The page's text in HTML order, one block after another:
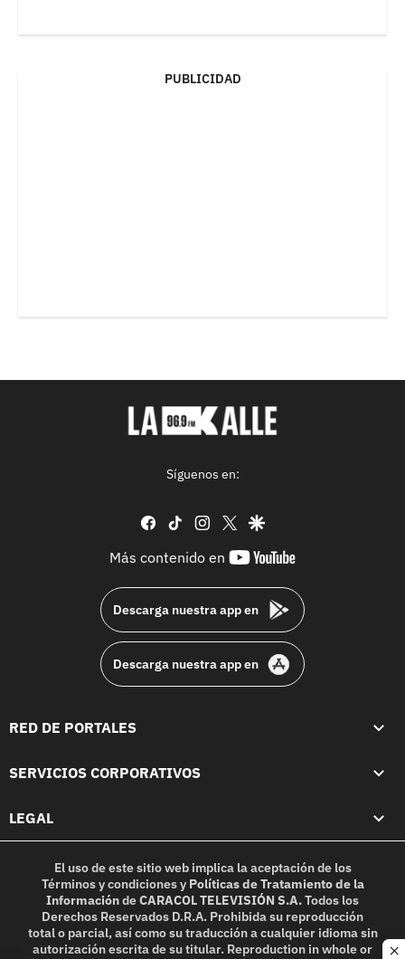
PUBLICIDAD
Síguenos en:
facebook
tiktok instagram
twittergoogle
Más contenido en
youtube-
Descarga nuestra app en
Descarga nuestra app en
RED DE PORTALES
SERVICIOS CORPORATIVOS
LEGAL
El uso de este sitio web implica la aceptación de los
Términos y condicionesy Políticas de Tratamiento de la
InformacióndeCARACOL TELEVISIÓN S.A.Todos los
Derechos Reservados D.R.A. Prohibida su reproducción
total o parcial, así como su traducción a cualquier idioma sin
autorización escrita de su titular. Reproduction in whole or